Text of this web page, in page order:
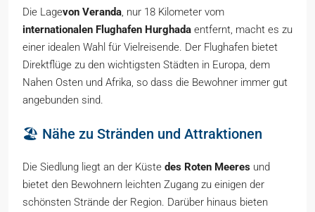
Die Lagevon Veranda, nur 18 Kilometer vom
internationalen Flughafen Hurghada entfernt, macht es zu
einer idealen Wahl für Vielreisende. Der Flughafen bietet
Direktflüge zu den wichtigsten Städten in Europa, dem
Nahen Osten und Afrika, so dass die Bewohner immer gut
angebunden sind.
🏖️ Nähe zu Stränden und Attraktionen
Die Siedlung liegt an der Küste des Roten Meeres und
bietet den Bewohnern leichten Zugang zu einigen der
schönsten Strände der Region. Darüber hinaus bieten